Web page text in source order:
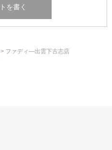
> ファディ―出雲下古志店